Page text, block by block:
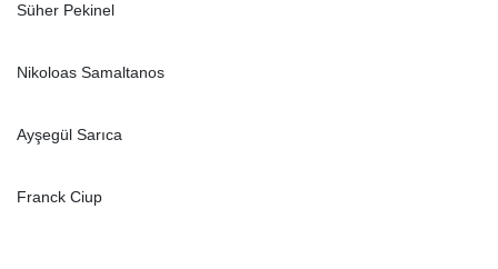
Süher Pekinel
Nikoloas Samaltanos
Ayşegül Sarıca
Franck Ciup